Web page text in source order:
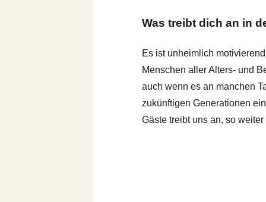
Was treibt dich an in
Es ist unheimlich
Menschen aller Alters- und
auch wenn es an manchen
zukünftigen Generationen
Gäste treibt uns an, so